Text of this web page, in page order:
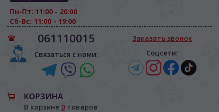
Пн-Пт: 11:00 - 20:00
Сб-Вс: 11:00 - 19:00
061110015
Связаться с нами:
Заказать звонок
Соцсети:
КОРЗИНА
В корзине 0 товаров